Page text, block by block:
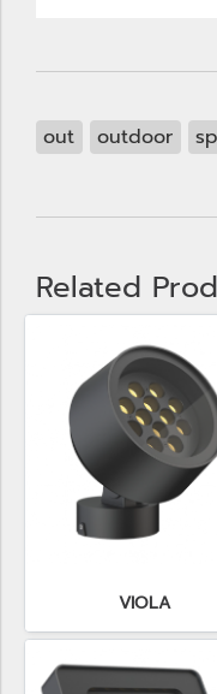
out outdoor
Related
VIOLA